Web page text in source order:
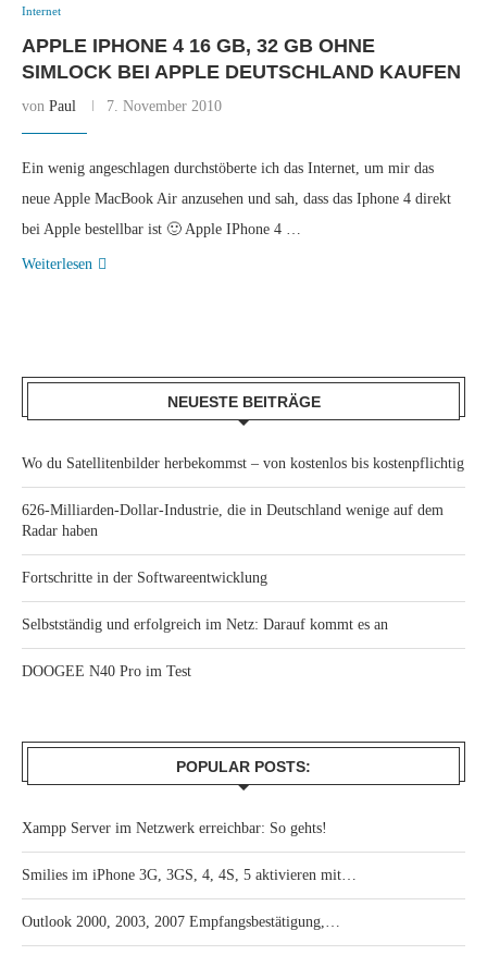
Internet
APPLE IPHONE 4 16 GB, 32 GB OHNE
SIMLOCK BEI APPLE DEUTSCHLAND KAUFEN
von Paul 7. November 2010
Ein wenig angeschlagen durchstöberte ich das Internet, um mir das
neue Apple MacBook Air anzusehen und sah, dass das Iphone 4 direkt
bei Apple bestellbar ist 🙂 Apple IPhone 4 …
Weiterlesen
NEUESTE BEITRÄGE
Wo du Satellitenbilder herbekommst – von kostenlos bis kostenpflichtig
626-Milliarden-Dollar-Industrie, die in Deutschland wenige auf dem
Radar haben
Fortschritte in der Softwareentwicklung
Selbstständig und erfolgreich im Netz: Darauf kommt es an
DOOGEE N40 Pro im Test
POPULAR POSTS:
Xampp Server im Netzwerk erreichbar: So gehts!
Smilies im iPhone 3G, 3GS, 4, 4S, 5 aktivieren mit…
Outlook 2000, 2003, 2007 Empfangsbestätigung,…